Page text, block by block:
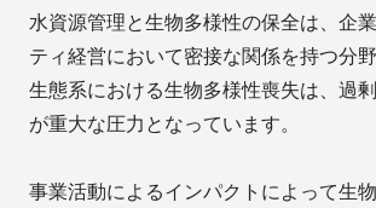
水資源管理と生物多様性の保全は、企
ティ経営において密接な関係を持つ分
生態系における生物多様性喪失は、過
が重大な圧力となっています。
事業活動によるインパクトによって生